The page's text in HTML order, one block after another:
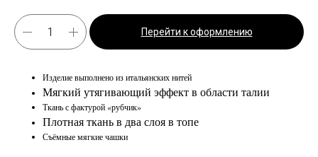
Перейти к оформлению
Изделие выполнено из итальянских нитей
Мягкий утягивающий эффект в области талии
Ткань с фактурой «рубчик»
Плотная ткань в два слоя в топе
Съёмные мягкие чашки